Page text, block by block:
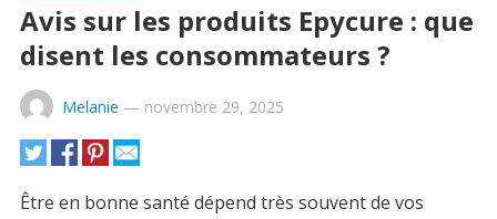
Avis sur les produits Epycure : que
disent les consommateurs ?
Melanie — novembre 29, 2025
Être en bonne santé dépend très souvent de vos